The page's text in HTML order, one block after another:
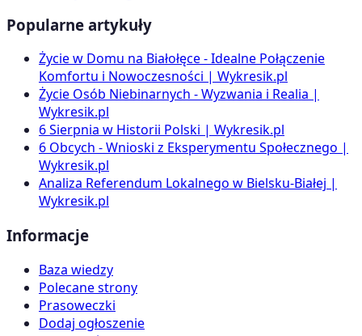
Popularne artykuły
Życie w Domu na Białołęce - Idealne Połączenie
Komfortu i Nowoczesności | Wykresik.pl
Życie Osób Niebinarnych - Wyzwania i Realia |
Wykresik.pl
6 Sierpnia w Historii Polski | Wykresik.pl
6 Obcych - Wnioski z Eksperymentu Społecznego |
Wykresik.pl
Analiza Referendum Lokalnego w Bielsku-Białej |
Wykresik.pl
Informacje
Baza wiedzy
Polecane strony
Prasoweczki
Dodaj ogłoszenie